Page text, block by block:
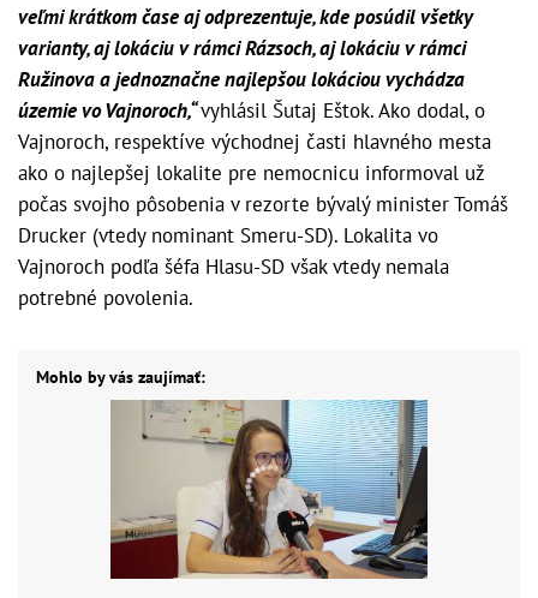
veľmi krátkom čase aj odprezentuje, kde posúdil všetky
varianty, aj lokáciu v rámci Rázsoch, aj lokáciu v rámci
Ružinova a jednoznačne najlepšou lokáciou vychádza
územie vo Vajnoroch,“vyhlásil Šutaj Eštok. Ako dodal, o
Vajnoroch, respektíve východnej časti hlavného mesta
ako o najlepšej lokalite pre nemocnicu informoval už
počas svojho pôsobenia v rezorte bývalý minister Tomáš
Drucker (vtedy nominant Smeru-SD). Lokalita vo
Vajnoroch podľa šéfa Hlasu-SD však vtedy nemala
potrebné povolenia.
Mohlo by vás zaujímať: